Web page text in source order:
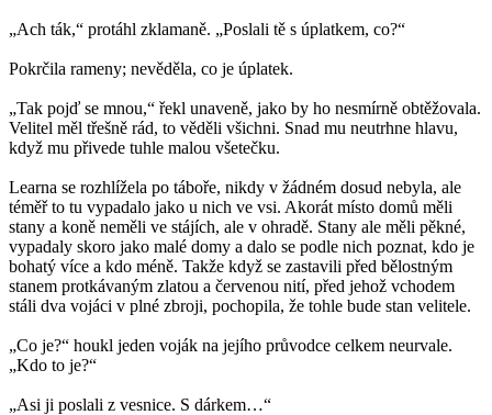
„Ach ták,“ protáhl zklamaně. „Poslali tě s úplatkem, co?“
Pokrčila rameny; nevěděla, co je úplatek.
„Tak pojď se mnou,“ řekl unaveně, jako by ho nesmírně obtěžovala.
Velitel měl třešně rád, to věděli všichni. Snad mu neutrhne hlavu,
když mu přivede tuhle malou všetečku.
Learna se rozhlížela po táboře, nikdy v žádném dosud nebyla, ale
téměř to tu vypadalo jako u nich ve vsi. Akorát místo domů měli
stany a koně neměli ve stájích, ale v ohradě. Stany ale měli pěkné,
vypadaly skoro jako malé domy a dalo se podle nich poznat, kdo je
bohatý více a kdo méně. Takže když se zastavili před bělostným
stanem protkávaným zlatou a červenou nití, před jehož vchodem
stáli dva vojáci v plné zbroji, pochopila, že tohle bude stan velitele.
„Co je?“ houkl jeden voják na jejího průvodce celkem neurvale.
„Kdo to je?“
„Asi ji poslali z vesnice. S dárkem…“